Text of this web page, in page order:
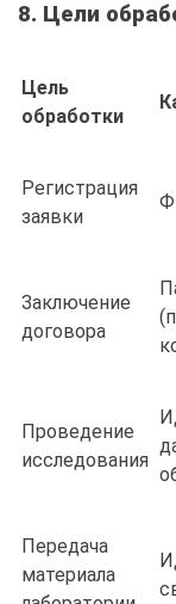
8. Цели
Цель
обработки
Регистрация
заявки
Заключение
договора
Проведение
исследования
Передача
материала